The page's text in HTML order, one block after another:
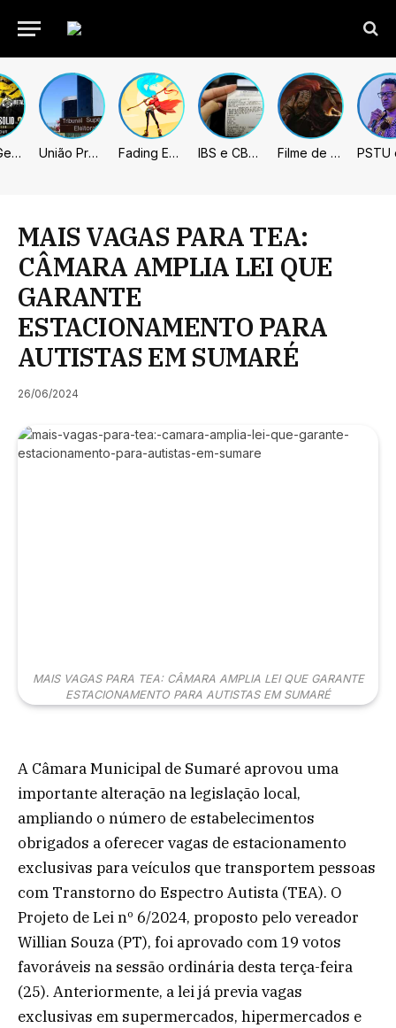
Metal Gear Solid: Master Collection 2 terá legendas e menus em portugues União Progressista e PL terão mais tempo de propaganda eleitoral Fading Echo – Review IBS e CBS necessitarão constar nas notas fiscais com início desta 2ª. Entenda Filme de Elden Ring tem gravações concluídas, mas ainda fica longe do lançamento
MAIS VAGAS PARA TEA:
CÂMARA AMPLIA LEI QUE
GARANTE
ESTACIONAMENTO PARA
AUTISTAS EM SUMARÉ
26/06/2024
MAIS VAGAS PARA TEA: CÂMARA AMPLIA LEI QUE GARANTE
ESTACIONAMENTO PARA AUTISTAS EM SUMARÉ
A Câmara Municipal de Sumaré aprovou uma
importante alteração na legislação local,
ampliando o número de estabelecimentos
obrigados a oferecer vagas de estacionamento
exclusivas para veículos que transportem pessoas
com Transtorno do Espectro Autista (TEA). O
Projeto de Lei nº 6/2024, proposto pelo vereador
Willian Souza (PT), foi aprovado com 19 votos
favoráveis na sessão ordinária desta terça-feira
(25). Anteriormente, a lei já previa vagas
exclusivas em supermercados, hipermercados e